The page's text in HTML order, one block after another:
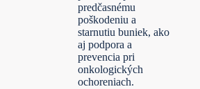
predčasnému
poškodeniu a
starnutiu buniek, ako
aj podpora a
prevencia pri
onkologických
ochoreniach.